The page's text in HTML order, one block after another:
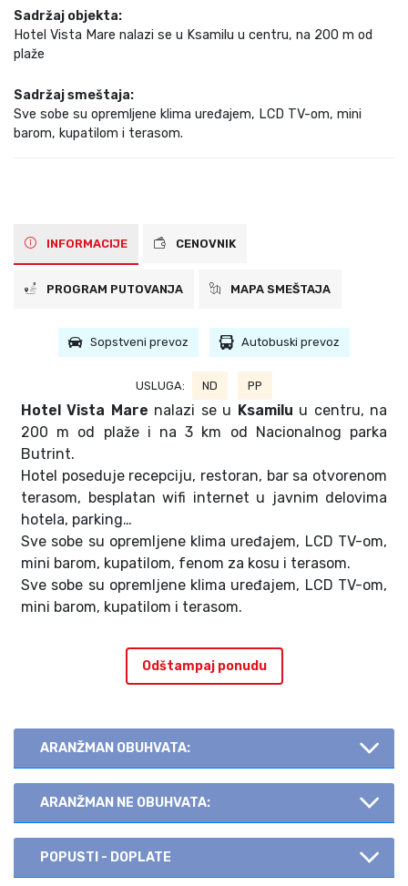
Sadržaj objekta:
Hotel Vista Mare nalazi se u Ksamilu u centru, na 200 m od
plaže
Sadržaj smeštaja:
Sve sobe su opremljene klima uređajem, LCD TV-om, mini
barom, kupatilom i terasom.
INFORMACIJE CENOVNIK
PROGRAM PUTOVANJA MAPA SMEŠTAJA
Sopstveni prevoz Autobuski prevoz
USLUGA: ND PP
Hotel Vista Mare nalazi se u Ksamilu u centru, na
200 m od plaže i na 3 km od Nacionalnog parka
Butrint.
Hotel poseduje recepciju, restoran, bar sa otvorenom
terasom, besplatan wifi internet u javnim delovima
hotela, parking…
Sve sobe su opremljene klima uređajem, LCD TV-om,
mini barom, kupatilom, fenom za kosu i terasom.
Sve sobe su opremljene klima uređajem, LCD TV-om,
mini barom, kupatilom i terasom.
Odštampaj ponudu
ARANŽMAN OBUHVATA:
ARANŽMAN NE OBUHVATA:
POPUSTI - DOPLATE